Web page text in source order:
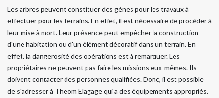
Les arbres peuvent constituer des gènes pour les travaux à
effectuer pour les terrains. En effet, il est nécessaire de procéder à
leur mise à mort. Leur présence peut empêcher la construction
d'une habitation ou d'un élément décoratif dans un terrain. En
effet, la dangerosité des opérations est à remarquer. Les
propriétaires ne peuvent pas faire les missions eux-mêmes. Ils
doivent contacter des personnes qualifiées. Donc, il est possible
de s'adresser à Theom Elagage qui a des équipements appropriés.